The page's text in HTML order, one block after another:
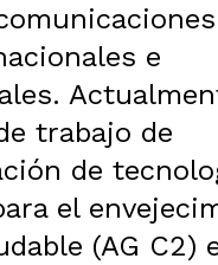
e
trabajo de
de
el
(AG C2)